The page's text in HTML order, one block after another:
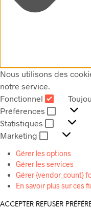
Nous utilisons des
notre service.
Fonctionnel
Préférences
Statistiques
Marketing
Gérer les options
Gérer les services
Gérer {vendor_count}
En savoir plus sur ces
ACCEPTER REFUSER